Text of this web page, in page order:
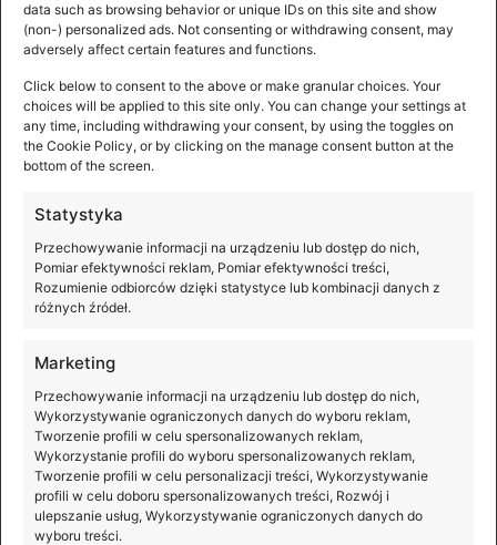
data such as browsing behavior or unique IDs on this site and show
(non-) personalized ads. Not consenting or withdrawing consent, may
adversely affect certain features and functions.
Click below to consent to the above or make granular choices. Your
choices will be applied to this site only. You can change your settings at
any time, including withdrawing your consent, by using the toggles on
the Cookie Policy, or by clicking on the manage consent button at the
bottom of the screen.
Statystyka
Przechowywanie informacji na urządzeniu lub dostęp do nich,
Pomiar efektywności reklam, Pomiar efektywności treści,
Rozumienie odbiorców dzięki statystyce lub kombinacji danych z
różnych źródeł.
Marketing
Przechowywanie informacji na urządzeniu lub dostęp do nich,
Wykorzystywanie ograniczonych danych do wyboru reklam,
Tworzenie profili w celu spersonalizowanych reklam,
Wykorzystanie profili do wyboru spersonalizowanych reklam,
Tworzenie profili w celu personalizacji treści, Wykorzystywanie
profili w celu doboru spersonalizowanych treści, Rozwój i
ulepszanie usług, Wykorzystywanie ograniczonych danych do
wyboru treści.
Tryby fotograficzne
Zdjęcie pojedyncze
Interwał: 2/3/5/7/10/15/20/30/60s
JPEG+RAW: 5/7/10/15/20/30/60 s
Auto Exposure Bracketing (AEB): 3 ujęcia różniące
Panorama: Sphere, 180°, szeroka
Tryby nagrywania wideo
4K: 3840×2160 24/25/30fps
2.7K: 2720×1530 25/30p
Maks. prędkość zapisu